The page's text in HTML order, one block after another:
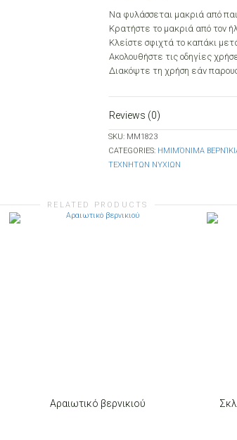
Να φυλάσσεται μακριά από
Κρατήστε το μακριά από τον
Κλείστε σφιχτά το καπάκι
Ακολουθήστε τις οδηγίες
Διακόψτε τη χρήση εάν
Reviews (0)
SKU: MM1823
CATEGORIES: ΗΜΙΜΌΝΙΜΑ
ΤΕΧΝΗΤΩΝ ΝΥΧΙΩΝ
RELATED PRODUCTS
Αραιωτικό βερνικιού